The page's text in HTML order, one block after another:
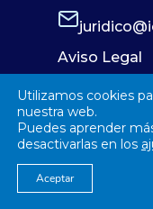
Aviso Legal
Política de
© 2026
Utilizamos cookies
nuestra web.
Puedes aprender
desactivarlas en los
Aceptar